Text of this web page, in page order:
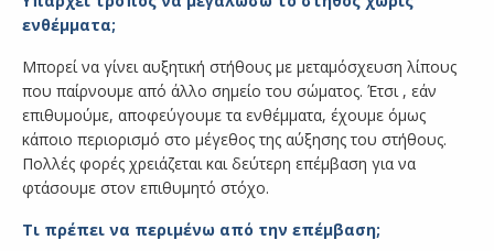
ενθέμματα;
Μπορεί να γίνει αυξητική στήθους με μεταμόσχευση λίπους
που παίρνουμε από άλλο σημείο του σώματος. Έτσι , εάν
επιθυμούμε, αποφεύγουμε τα ενθέμματα, έχουμε όμως
κάποιο περιορισμό στο μέγεθος της αύξησης του στήθους.
Πολλές φορές χρειάζεται και δεύτερη επέμβαση για να
φτάσουμε στον επιθυμητό στόχο.
Τι πρέπει να περιμένω από την επέμβαση;